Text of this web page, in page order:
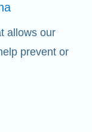
allows our
prevent or